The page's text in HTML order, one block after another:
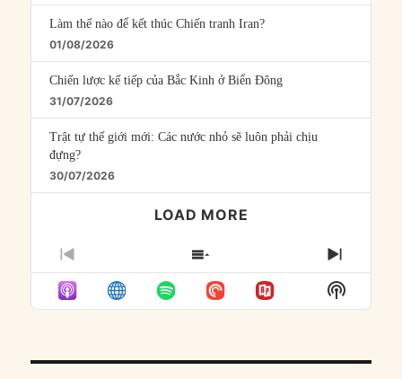
Làm thế nào để kết thúc Chiến tranh Iran?
01/08/2026
Chiến lược kế tiếp của Bắc Kinh ở Biển Đông
31/07/2026
Trật tự thế giới mới: Các nước nhỏ sẽ luôn phải chịu
đựng?
30/07/2026
LOAD MORE
PREVIOUS
EPISODE
SHOW
EPISODES
LIST
NEXT
Show
Podcast